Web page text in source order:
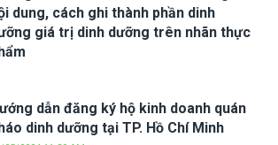
dung, cách ghi thành phần dinh
giá trị dinh dưỡng trên nhãn thực
dẫn đăng ký hộ kinh doanh quán
dinh dưỡng tại TP. Hồ Chí Minh